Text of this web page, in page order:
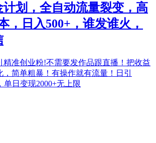
计划，全自动流量裂变，高
，日入500+，谁发谁火，